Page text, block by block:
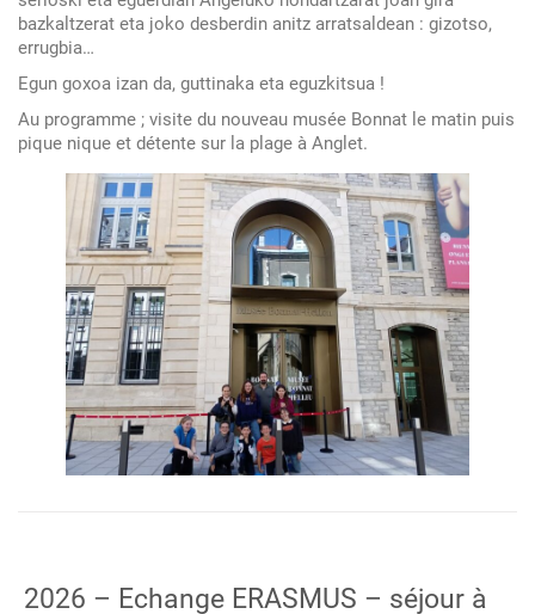
une
sur
la
pour
les
élèves
de
basque
de
6e
bazkaltzerat eta joko desberdin anitz arratsaldean : gizotso,
errugbia…
Egun goxoa izan da, guttinaka eta eguzkitsua !
Au programme ; visite du nouveau musée Bonnat le matin puis
pique nique et détente sur la plage à Anglet.
2026 – Echange ERASMUS – séjour à